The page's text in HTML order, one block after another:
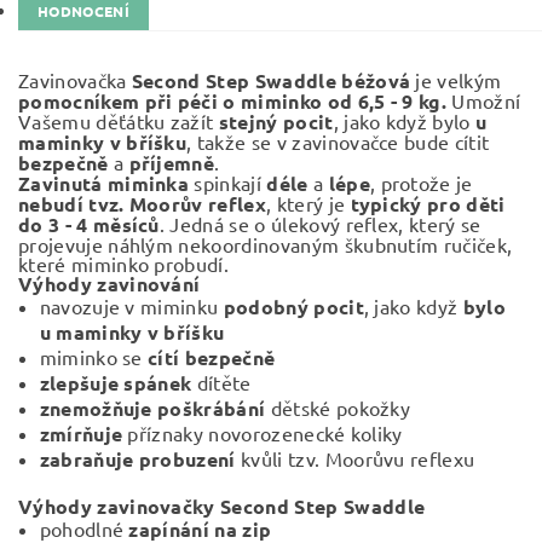
HODNOCENÍ
Zavinovačka Second Step Swaddle béžová je velkým
pomocníkem při péči o miminko od 6,5 - 9 kg. Umožní
Vašemu děťátku zažít stejný pocit, jako když bylo u
maminky v bříšku, takže se v zavinovačce bude cítit
bezpečně a příjemně.
Zavinutá miminka spinkajídéle a lépe, protože je
nebudí tvz. Moorův reflex, který je typický pro děti
do 3 - 4 měsíců. Jedná se o úlekový reflex, který se
projevuje náhlým nekoordinovaným škubnutím ručiček,
které miminko probudí.
Výhody zavinování
navozuje v miminku podobný pocit, jako když bylo
u maminky v bříšku
miminko secítí bezpečně
zlepšuje spánek dítěte
znemožňuje poškrábání dětské pokožky
zmírňuje příznaky novorozenecké koliky
zabraňuje probuzení kvůli tzv. Moorůvu reflexu
Výhody zavinovačky Second Step Swaddle
pohodlnézapínání na zip